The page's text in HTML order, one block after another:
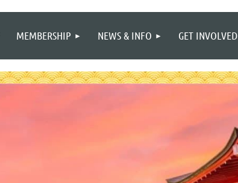
MEMBERSHIP NEWS & INFO GET INVOLVED
≡